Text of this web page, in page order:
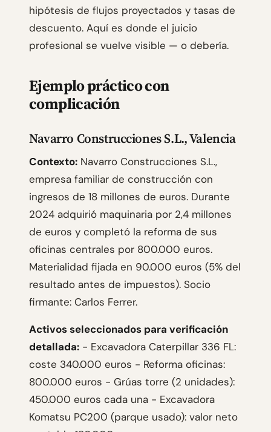
hipótesis de flujos proyectados y tasas de
descuento. Aquí es donde el juicio
profesional se vuelve visible — o debería.
Ejemplo práctico con
complicación
Navarro Construcciones S.L., Valencia
Contexto: Navarro Construcciones S.L.,
empresa familiar de construcción con
ingresos de 18 millones de euros. Durante
2024 adquirió maquinaria por 2,4 millones
de euros y completó la reforma de sus
oficinas centrales por 800.000 euros.
Materialidad fijada en 90.000 euros (5% del
resultado antes de impuestos). Socio
firmante: Carlos Ferrer.
Activos seleccionados para verificación
detallada: - Excavadora Caterpillar 336 FL:
coste 340.000 euros - Reforma oficinas:
800.000 euros - Grúas torre (2 unidades):
450.000 euros cada una - Excavadora
Komatsu PC200 (parque usado): valor neto